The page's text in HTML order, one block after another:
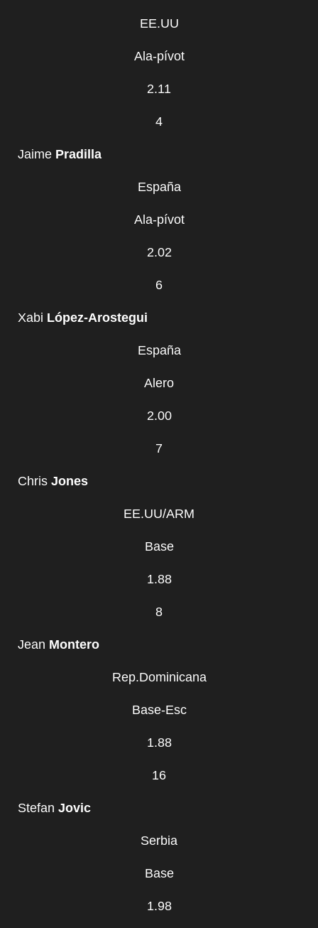
EE.UU
Ala-pívot
2.11
4
Jaime Pradilla
España
Ala-pívot
2.02
6
Xabi López-Arostegui
España
Alero
2.00
7
Chris Jones
EE.UU/ARM
Base
1.88
8
Jean Montero
Rep.Dominicana
Base-Esc
1.88
16
Stefan Jovic
Serbia
Base
1.98